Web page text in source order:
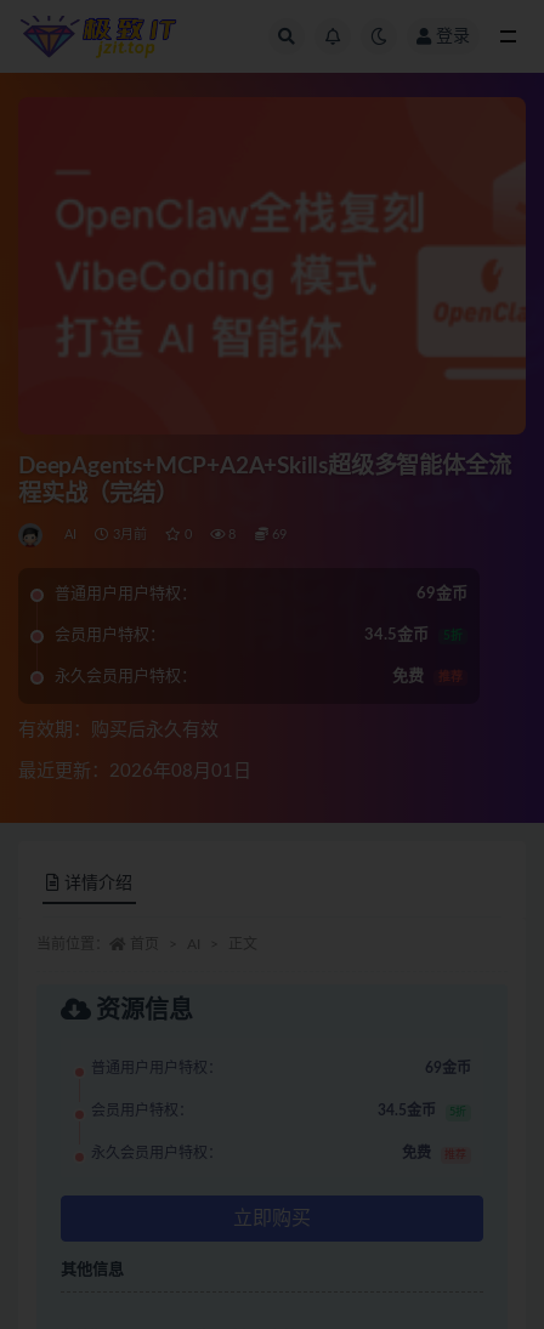
登录
DeepAgents+MCP+A2A+Skills超级多智能体全流
程实战（完结）
AI 3月前 0 8 69
普通用户用户特权： 69金币
会员用户特权： 34.5金币 5折
永久会员用户特权： 免费 推荐
有效期：购买后永久有效
最近更新：2026年08月01日
详情介绍
资源信息
普通用户用户特权： 69金币
会员用户特权： 34.5金币 5折
永久会员用户特权： 免费 推荐
立即购买
其他信息